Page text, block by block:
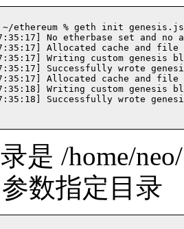
~/ethereum % geth init
No etherbase set and
Allocated cache and file
Writing custom genesis
Successfully wrote
Allocated cache and file
Writing custom genesis
Successfully wrote
是 /home/
数指定目录